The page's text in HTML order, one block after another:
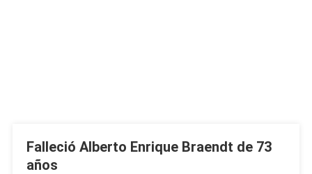
Falleció Alberto Enrique Braendt de 73
años